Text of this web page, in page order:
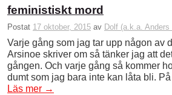
feministiskt mord
Postat 17 oktober, 2015 av Dolf (a.k.a.
Varje gång som jag tar upp någon av
Arsinoe skriver om så tänker jag att
gången. Och varje gång så kommer
dumt som jag bara inte kan låta bli.
Läs mer →